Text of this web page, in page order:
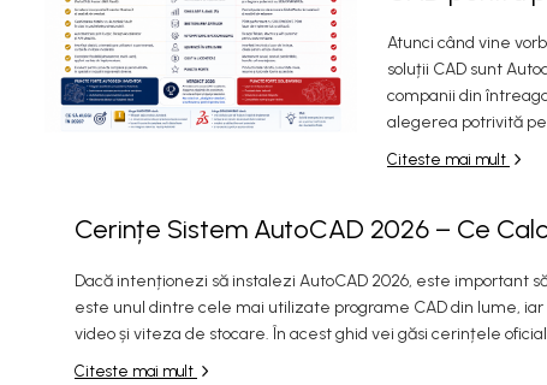
Atunci când vine
soluții CAD sunt
companii din
alegerea potrivită
Citeste mai mult
Cerințe Sistem AutoCAD 2026 – Ce
Dacă intenționezi să instalezi AutoCAD 2026, este important
este unul dintre cele mai utilizate programe CAD din lume,
video și viteza de stocare. În acest ghid vei găsi cerințele
Citeste mai mult